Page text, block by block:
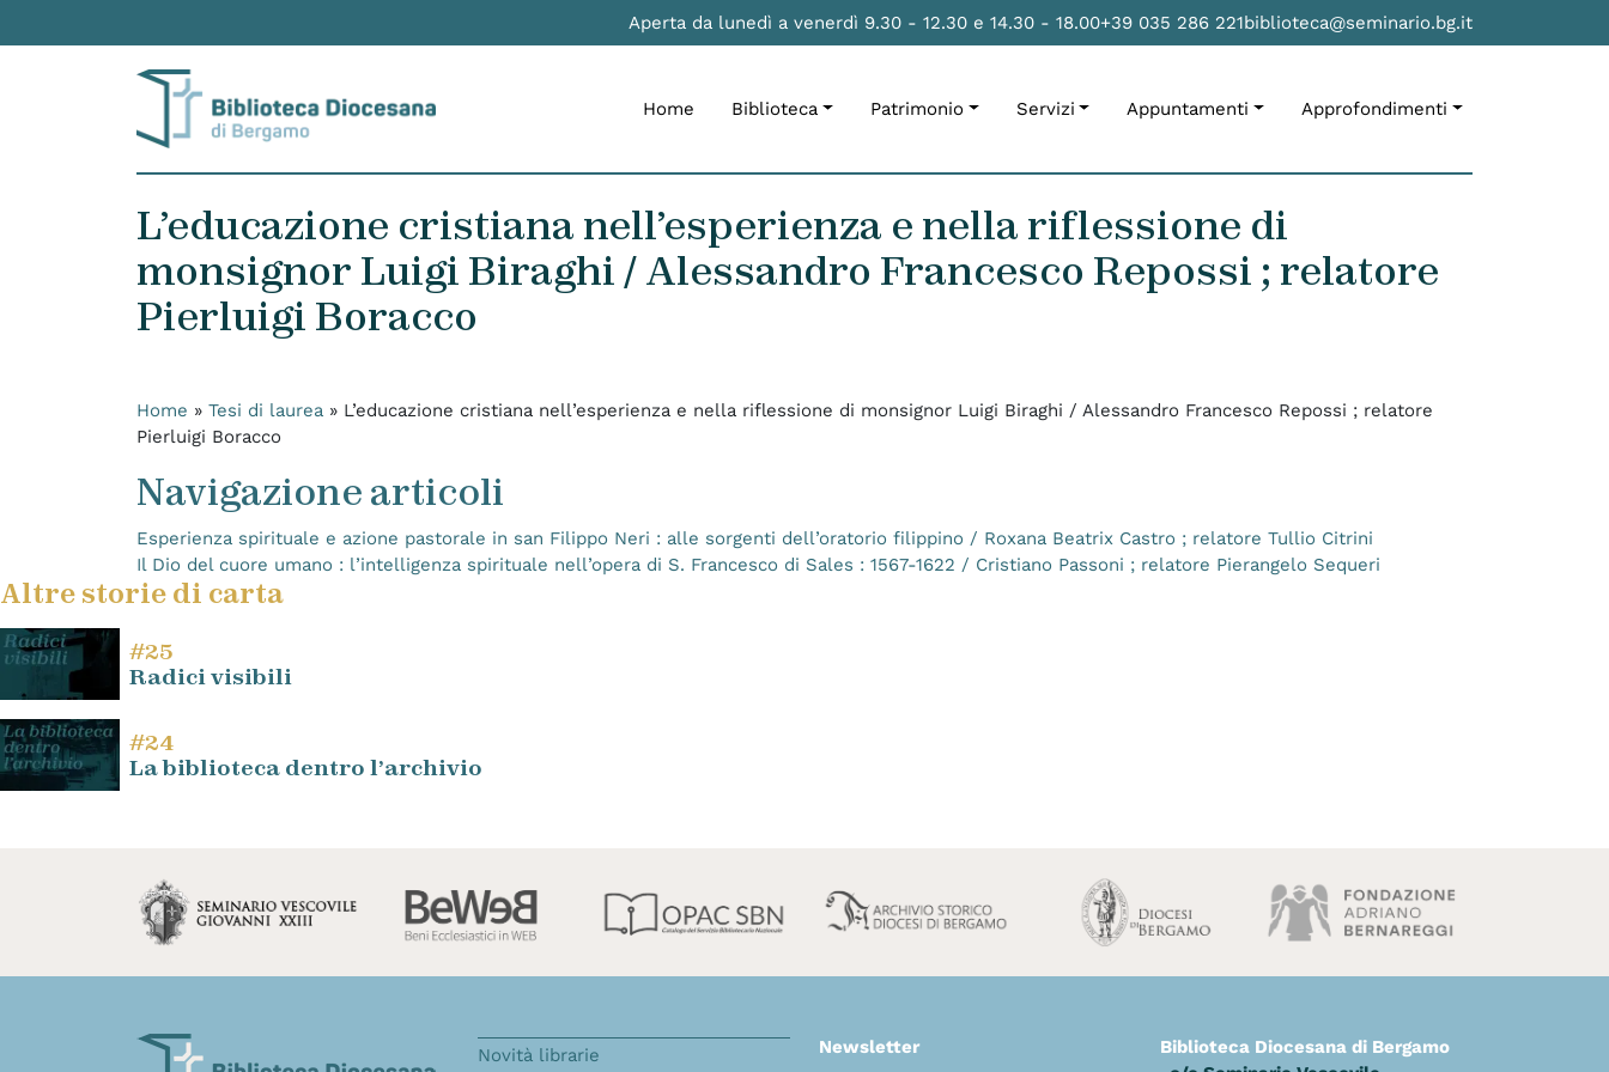
Aperta da lunedì a venerdì 9.30 - 12.30 e 14.30 - 18.00+39 035 286 221biblioteca@seminario.bg.it
Home Biblioteca Patrimonio Servizi Appuntamenti Approfondimenti
L’educazione cristiana nell’esperienza e nella riflessione di
monsignor Luigi Biraghi / Alessandro Francesco Repossi ; relatore
Pierluigi Boracco
Home » Tesi di laurea » L’educazione cristiana nell’esperienza e nella riflessione di monsignor Luigi Biraghi / Alessandro Francesco Repossi ; relatore
Pierluigi Boracco
Navigazione articoli
Esperienza spirituale e azione pastorale in san Filippo Neri : alle sorgenti dell’oratorio filippino / Roxana Beatrix Castro ; relatore Tullio Citrini
Il Dio del cuore umano : l’intelligenza spirituale nell’opera di S. Francesco di Sales : 1567-1622 / Cristiano Passoni ; relatore Pierangelo Sequeri
Altre storie di carta
#25
Radici visibili
#24
La biblioteca dentro l’archivio
Novità librarie Newsletter
Biblioteca Diocesana di Bergamo